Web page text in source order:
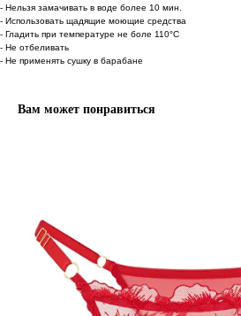
- Нельзя замачивать в воде более 10 мин.
- Использовать щадящие моющие средства
- Гладить при температуре не боле 110°С
- Не отбеливать
- Не применять сушку в барабане
Вам может понравиться